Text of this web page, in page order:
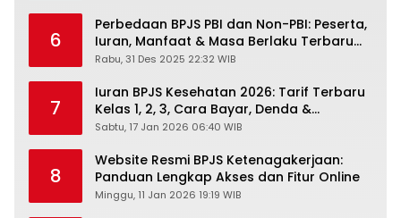
6
Perbedaan BPJS PBI dan Non-PBI: Peserta,
Iuran, Manfaat & Masa Berlaku Terbaru
2026
Rabu, 31 Des 2025 22:32 WIB
7
Iuran BPJS Kesehatan 2026: Tarif Terbaru
Kelas 1, 2, 3, Cara Bayar, Denda &
Panduan Lengkap Peserta JKN-KIS
Sabtu, 17 Jan 2026 06:40 WIB
8
Website Resmi BPJS Ketenagakerjaan:
Panduan Lengkap Akses dan Fitur Online
Minggu, 11 Jan 2026 19:19 WIB